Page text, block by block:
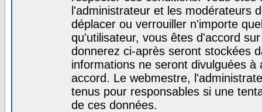
l'administrateur et les modérateurs
déplacer ou verrouiller n'importe
qu'utilisateur, vous êtes d'accord
donnerez ci-après seront stockées
informations ne seront divulguées
accord. Le webmestre,
tenus pour responsables si une
de ces données.